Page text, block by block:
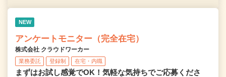
NEW
アンケートモニター（完全在宅）
株式会社 クラウドワーカー
業務委託 登録制 在宅・内職
まずはお試し感覚でOK！気軽な気持ちでご応募くださ